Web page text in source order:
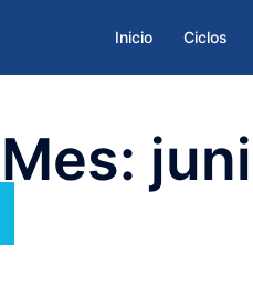
Inicio Ciclos
Mes: